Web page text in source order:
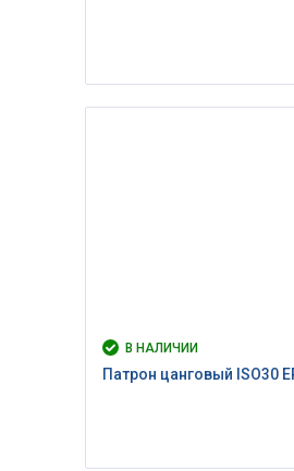
В НАЛИЧИИ
Патрон цанговый ISO30